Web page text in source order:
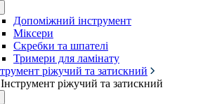
Допоміжний інструмент
Міксери
Скребки та шпателі
Тримери для ламінату
ріжучий та затискний
Інструмент ріжучий та затискний